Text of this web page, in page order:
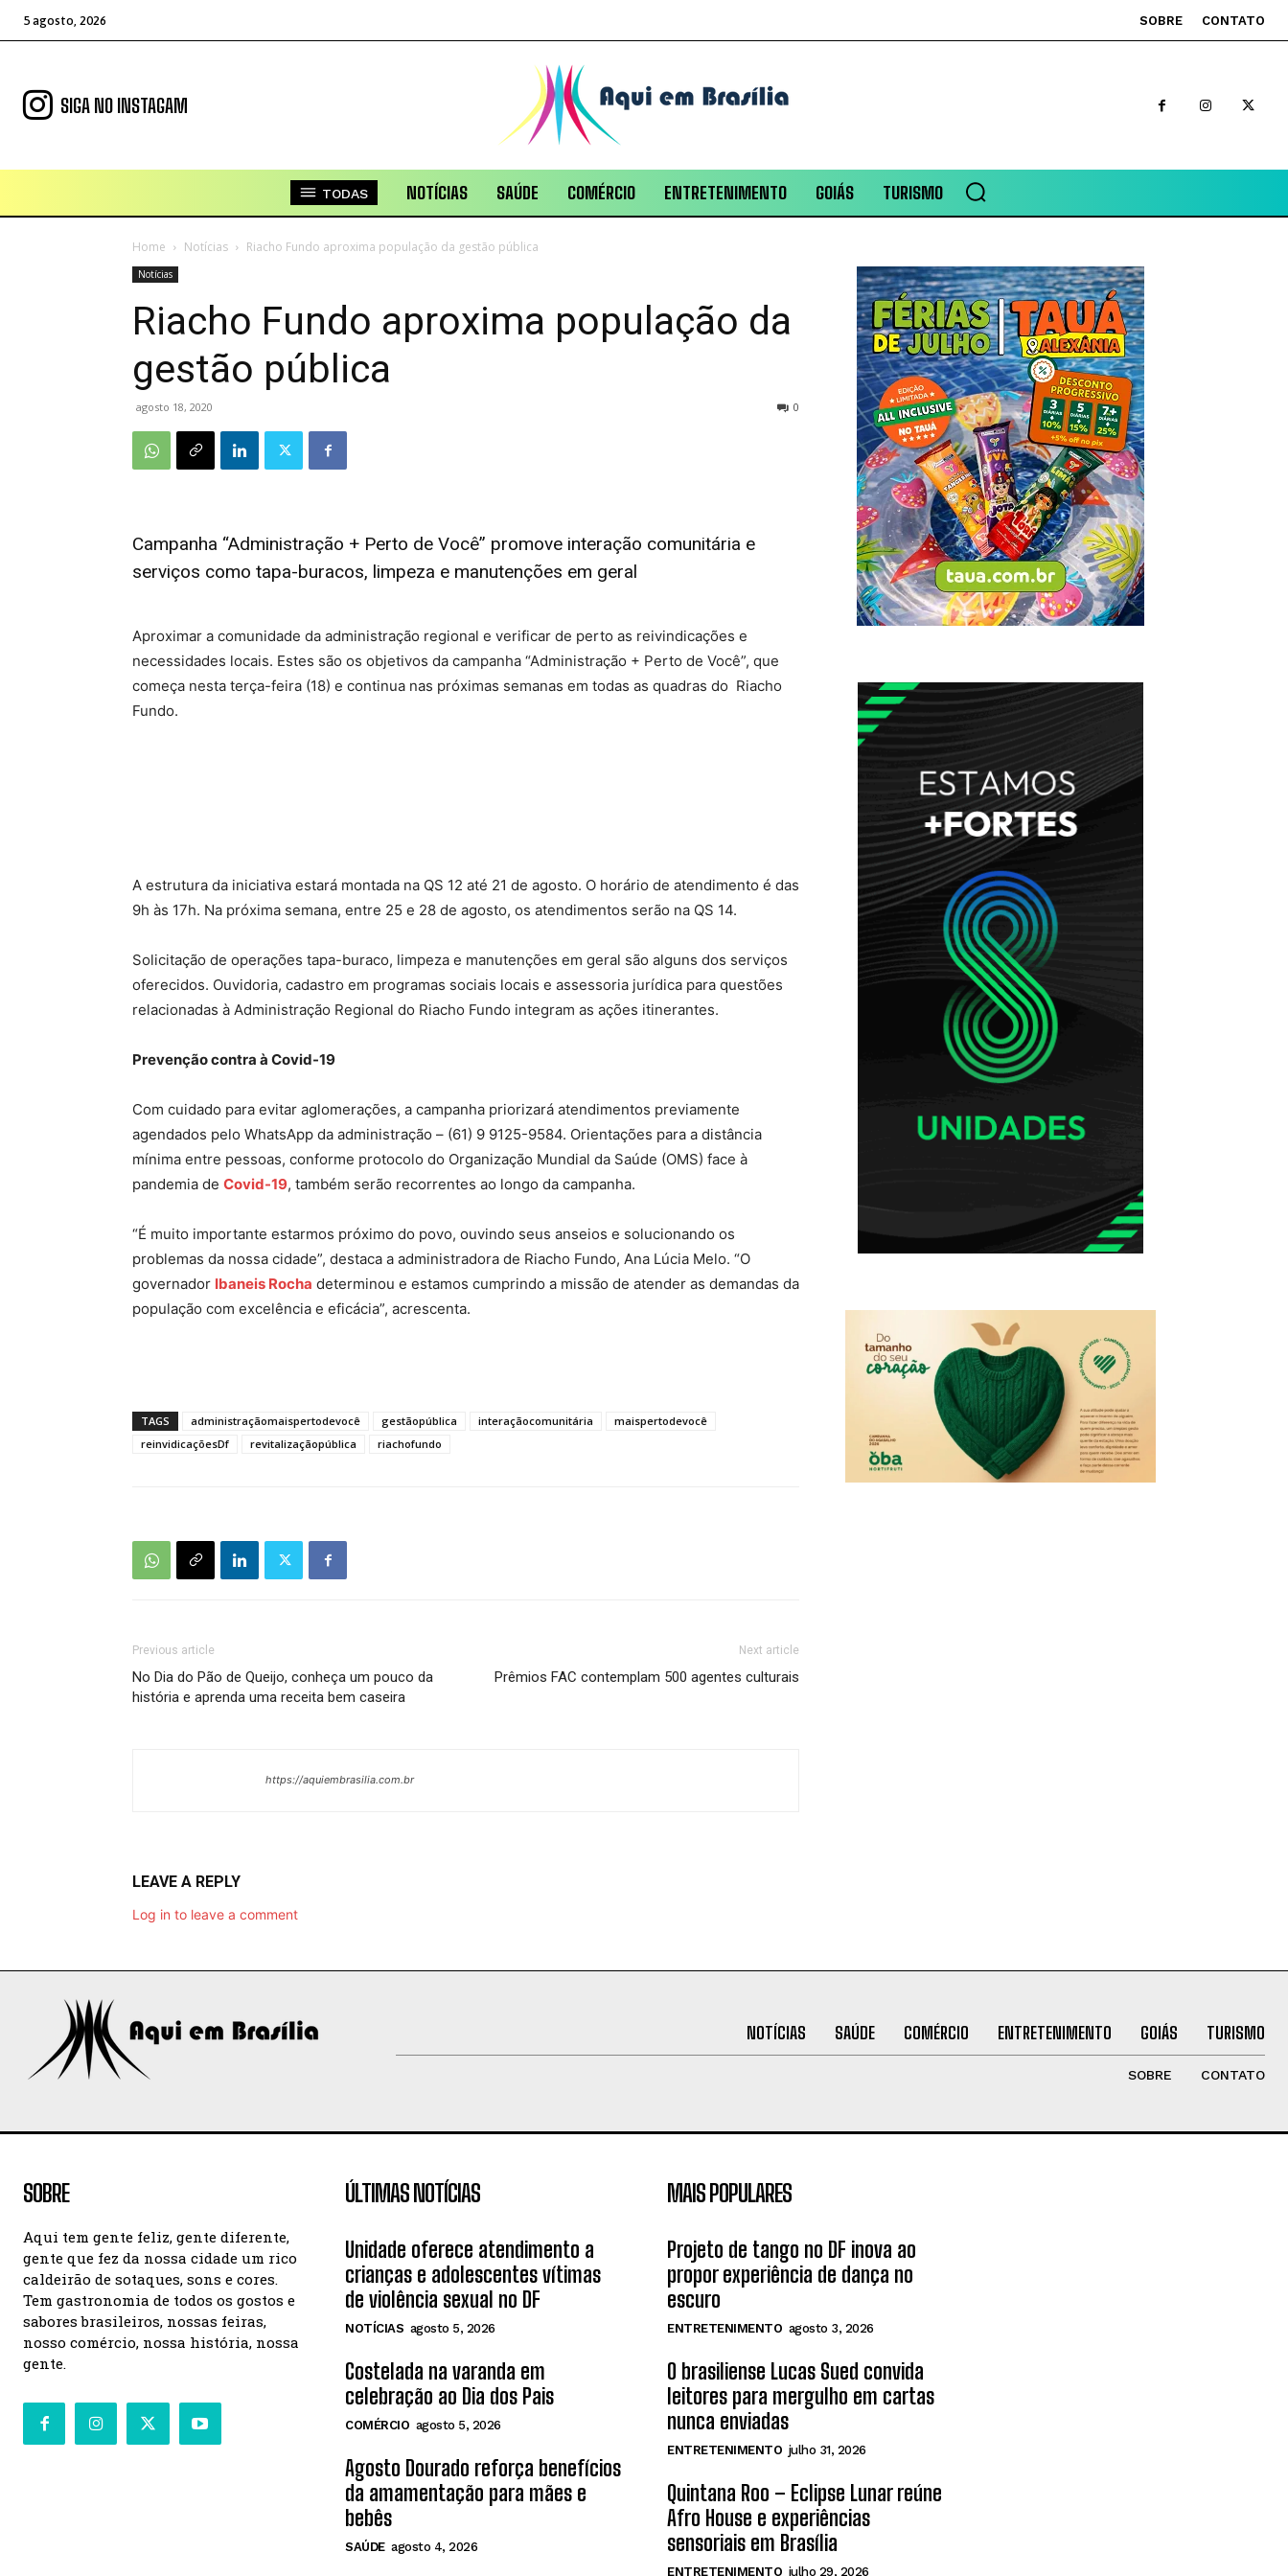
5 agosto, 2026 SOBRE CONTATO
SIGA NO INSTAGAM
TODAS NOTÍCIAS SAÚDE COMÉRCIO ENTRETENIMENTO GOIÁS TURISMO
Home Notícias Riacho Fundo aproxima população da gestão pública
Notícias
Riacho Fundo aproxima população da
gestão pública
agosto 18, 2020 0
Campanha “Administração + Perto de Você” promove interação comunitária e
serviços como tapa-buracos, limpeza e manutenções em geral
Aproximar a comunidade da administração regional e verificar de perto as reivindicações e
necessidades locais. Estes são os objetivos da campanha “Administração + Perto de Você”, que
começa nesta terça-feira (18) e continua nas próximas semanas em todas as quadras do Riacho
Fundo.
A estrutura da iniciativa estará montada na QS 12 até 21 de agosto. O horário de atendimento é das
9h às 17h. Na próxima semana, entre 25 e 28 de agosto, os atendimentos serão na QS 14.
Solicitação de operações tapa-buraco, limpeza e manutenções em geral são alguns dos serviços
oferecidos. Ouvidoria, cadastro em programas sociais locais e assessoria jurídica para questões
relacionadas à Administração Regional do Riacho Fundo integram as ações itinerantes.
Prevenção contra à Covid-19
Com cuidado para evitar aglomerações, a campanha priorizará atendimentos previamente
agendados pelo WhatsApp da administração – (61) 9 9125-9584. Orientações para a distância
mínima entre pessoas, conforme protocolo do Organização Mundial da Saúde (OMS) face à
pandemia de Covid-19, também serão recorrentes ao longo da campanha.
“É muito importante estarmos próximo do povo, ouvindo seus anseios e solucionando os
problemas da nossa cidade”, destaca a administradora de Riacho Fundo, Ana Lúcia Melo. “O
governador Ibaneis Rocha determinou e estamos cumprindo a missão de atender as demandas da
população com excelência e eficácia”, acrescenta.
TAGS administraçãomaispertodevocê gestãopública interaçãocomunitária
maispertodevocê
reinvidicaçõesDf
revitalizaçãopública riachofundo
Previous article
No Dia do Pão de Queijo, conheça um pouco da
história e aprenda uma receita bem caseira
Next article
Prêmios FAC contemplam 500 agentes culturais
https://aquiembrasilia.com.br
LEAVE A REPLY
Log in to leave a comment
NOTÍCIAS SAÚDE COMÉRCIO ENTRETENIMENTO GOIÁS TURISMO
SOBRE CONTATO
SOBRE
Aqui tem gente feliz, gente diferente,
gente que fez da nossa cidade um rico
caldeirão de sotaques, sons e cores.
Tem gastronomia de todos os gostos e
sabores brasileiros, nossas feiras,
nosso comércio, nossa história, nossa
gente.
ÚLTIMAS NOTÍCIAS
Unidade oferece atendimento a
crianças e adolescentes vítimas
de violência sexual no DF
NOTÍCIAS agosto 5, 2026
Costelada na varanda em
celebração ao Dia dos Pais
COMÉRCIO agosto 5, 2026
Agosto Dourado reforça benefícios
da amamentação para mães e
bebês
SAÚDE agosto 4, 2026
MAIS POPULARES
Projeto de tango no DF inova ao
propor experiência de dança no
escuro
ENTRETENIMENTO agosto 3, 2026
O brasiliense Lucas Sued convida
leitores para mergulho em cartas
nunca enviadas
ENTRETENIMENTO julho 31, 2026
Quintana Roo – Eclipse Lunar reúne
Afro House e experiências
sensoriais em Brasília
ENTRETENIMENTO julho 29, 2026